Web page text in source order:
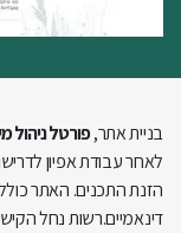
בניית אתר,פורטל ניהול
לאחר עבודת אפיון
הזנת התכנים. האתר